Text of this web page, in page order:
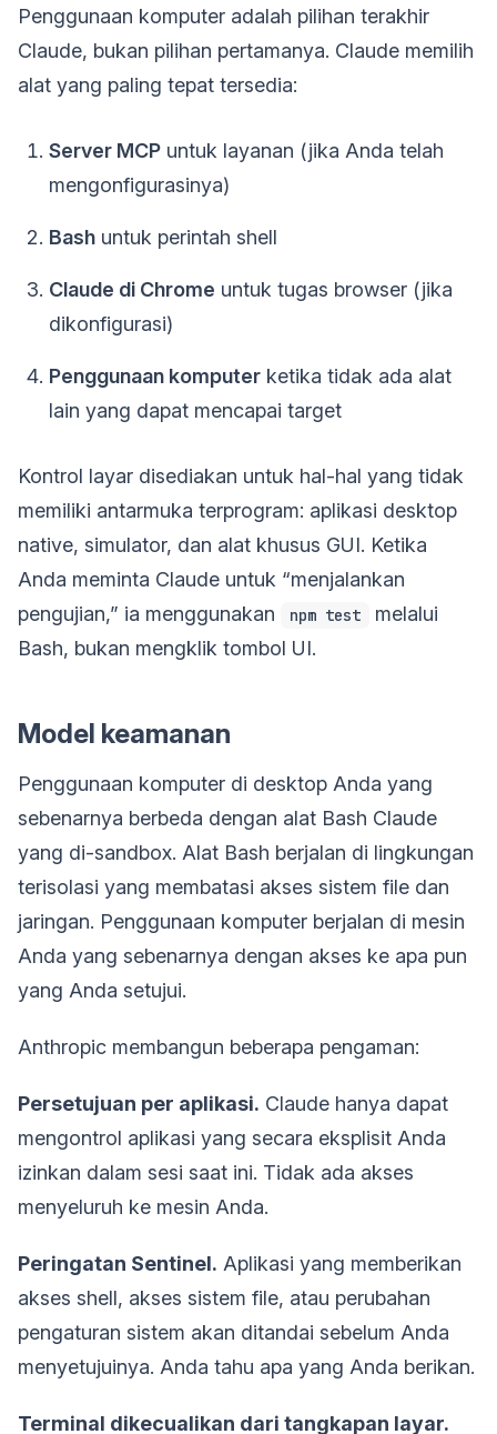
Penggunaan komputer adalah pilihan terakhir
Claude, bukan pilihan pertamanya. Claude memilih
alat yang paling tepat tersedia:
Server MCP untuk layanan (jika Anda telah
mengonfigurasinya)
Bash untuk perintah shell
Claude di Chrome untuk tugas browser (jika
dikonfigurasi)
Penggunaan komputer ketika tidak ada alat
lain yang dapat mencapai target
Kontrol layar disediakan untuk hal-hal yang tidak
memiliki antarmuka terprogram: aplikasi desktop
native, simulator, dan alat khusus GUI. Ketika
Anda meminta Claude untuk “menjalankan
pengujian,” ia menggunakan
npm test
melalui
Bash, bukan mengklik tombol UI.
Model keamanan
Penggunaan komputer di desktop Anda yang
sebenarnya berbeda dengan alat Bash Claude
yang di-sandbox. Alat Bash berjalan di lingkungan
terisolasi yang membatasi akses sistem file dan
jaringan. Penggunaan komputer berjalan di mesin
Anda yang sebenarnya dengan akses ke apa pun
yang Anda setujui.
Anthropic membangun beberapa pengaman:
Persetujuan per aplikasi. Claude hanya dapat
mengontrol aplikasi yang secara eksplisit Anda
izinkan dalam sesi saat ini. Tidak ada akses
menyeluruh ke mesin Anda.
Peringatan Sentinel. Aplikasi yang memberikan
akses shell, akses sistem file, atau perubahan
pengaturan sistem akan ditandai sebelum Anda
menyetujuinya. Anda tahu apa yang Anda berikan.
Terminal dikecualikan dari tangkapan layar.